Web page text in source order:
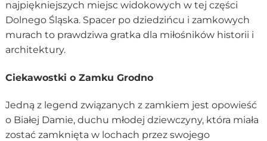
najpiękniejszych miejsc widokowych w tej części
Dolnego Śląska. Spacer po dziedzińcu i zamkowych
murach to prawdziwa gratka dla miłośników historii i
architektury.
Ciekawostki o Zamku Grodno
Jedną z legend związanych z zamkiem jest opowieść
o Białej Damie, duchu młodej dziewczyny, która miała
zostać zamknięta w lochach przez swojego